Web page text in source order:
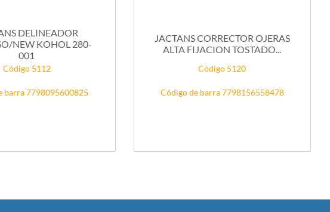
DELINEADOR
NEW KOHOL 280-
001
Código 5112
barra 7798095600825
JACTANS CORRECTOR OJERAS
ALTA FIJACION TOSTADO...
Código 5120
Código de barra 7798156558478